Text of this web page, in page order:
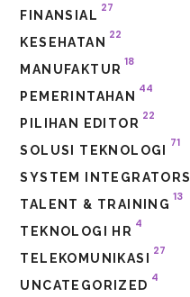
FINANSIAL
27
KESEHATAN
22
MANUFAKTUR
18
PEMERINTAHAN
44
PILIHAN EDITOR
22
SOLUSI TEKNOLOGI
71
SYSTEM INTEGRATORS
TALENT & TRAINING
13
TEKNOLOGI HR
4
TELEKOMUNIKASI
27
UNCATEGORIZED
4